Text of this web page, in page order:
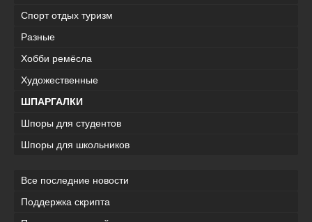
Спорт отдых туризм
Разные
Хобби ремёсла
Художественные
ШПАРГАЛКИ
Шпоры для студентов
Шпоры для школьников
Все последние новости
Поддержка скрипта